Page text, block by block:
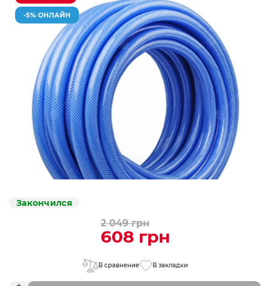
-5% ОНЛАЙН
Закончился
2 049 грн
608 грн
В сравнение В закладки